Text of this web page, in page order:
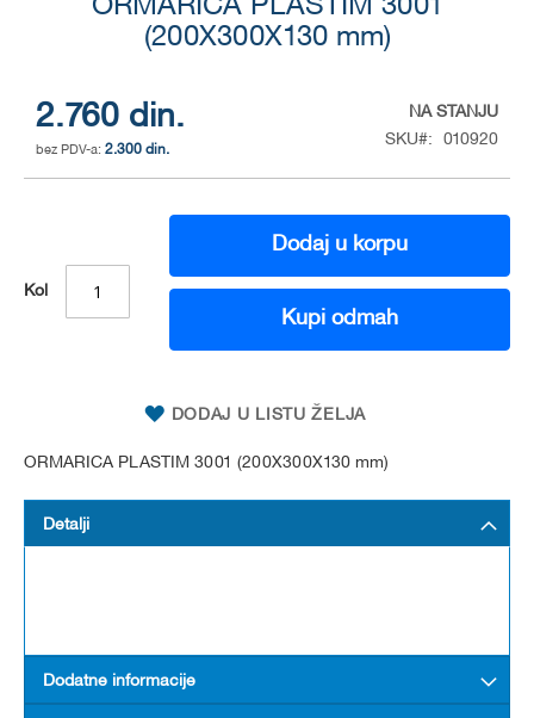
ORMARICA PLASTIM 3001
(200X300X130 mm)
2.760 din.
2.300 din.
NA STANJU
SKU
010920
Kol
Dodaj u korpu
Kupi odmah
DODAJ U LISTU ŽELJA
ORMARICA PLASTIM 3001 (200X300X130 mm)
images
gallery
Detalji
Dodatne informacije